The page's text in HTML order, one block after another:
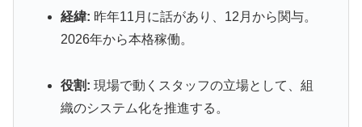
経緯: 昨年11月に話があり、12月から関与。
2026年から本格稼働。
役割: 現場で動くスタッフの立場として、組
織のシステム化を推進する。